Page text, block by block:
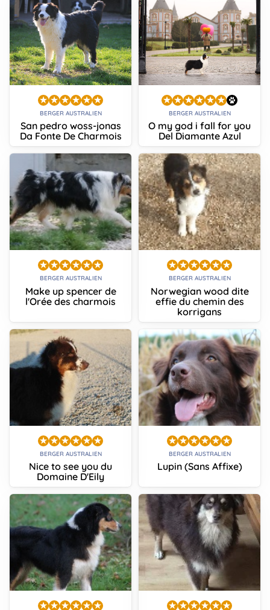
BERGER AUSTRALIEN
San pedro woss-jonas
Da Fonte De Charmois
BERGER AUSTRALIEN
O my god i fall for you
Del Diamante Azul
BERGER AUSTRALIEN
Make up spencer de
l'Orée des charmois
BERGER AUSTRALIEN
Norwegian wood dite
effie du chemin des
korrigans
BERGER AUSTRALIEN
Nice to see you du
Domaine D'Eily
BERGER AUSTRALIEN
Lupin (Sans Affixe)